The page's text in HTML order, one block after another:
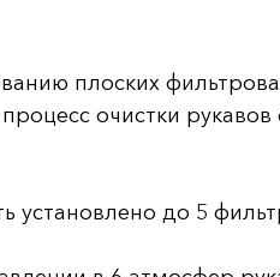
плоских
очистки
до 5